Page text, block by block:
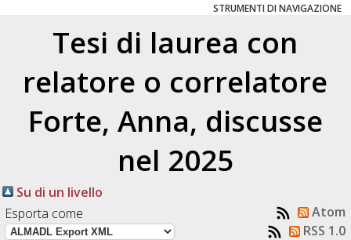
STRUMENTI DI NAVIGAZIONE
Tesi di laurea con
relatore o correlatore
Forte, Anna, discusse
nel 2025
Su di un livello
Esporta come
Atom
RSS 1.0